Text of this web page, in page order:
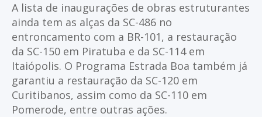
A lista de inaugurações de obras estruturantes
ainda tem as alças da SC-486 no
entroncamento com a BR-101, a restauração
da SC-150 em Piratuba e da SC-114 em
Itaiópolis. O Programa Estrada Boa também já
garantiu a restauração da SC-120 em
Curitibanos, assim como da SC-110 em
Pomerode, entre outras ações.